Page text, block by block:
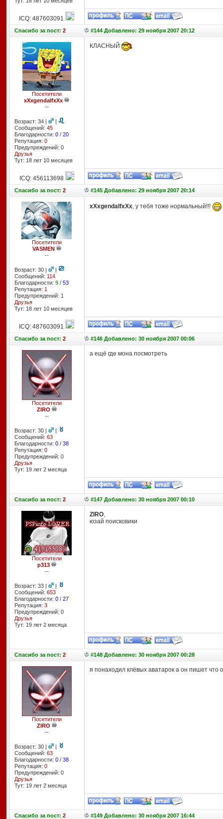
ICQ: 487603091
Спасибоза пост: 2 #144 Добавлено: 29 ноября 2007 20:12
Посетители
xXxgendalfxXx
--
Возраст: 34 |
|
Сообщений: 45
Благодарности: 0/ 20
Репутация: 0
Предупреждений: 0
Друзья
Тут: 18 лет 10 месяцев
КЛАСНЫЙ
ICQ: 456113698
Спасибоза пост: 2 #145 Добавлено: 29 ноября 2007 20:14
Посетители
VASMEN
--
Возраст: 30 |
|
Сообщений: 114
Благодарности: 9/ 53
Репутация: 1
Предупреждений: 1
Друзья
Тут: 18 лет 10 месяцев
xXxgendalfxXx, у тебя тоже нормальный!!!
ICQ: 487603091
Спасибоза пост: 2 #146 Добавлено: 30 ноября 2007 00:06
Посетители
ZIRO
--
Возраст: 30 |
|
Сообщений: 63
Благодарности: 0/ 38
Репутация: 0
Предупреждений: 0
Друзья
Тут: 19 лет 2 месяцa
а ещё где мона посмотреть
Спасибоза пост: 2 #147 Добавлено: 30 ноября 2007 00:10
Посетители
p313
--
Возраст: 33 |
|
Сообщений: 653
Благодарности: 0/ 27
Репутация: 3
Предупреждений: 0
Друзья
Тут: 19 лет 2 месяцa
ZIRO,
юзай поисковики
Спасибоза пост: 2 #148 Добавлено: 30 ноября 2007 00:28
Посетители
ZIRO
--
Возраст: 30 |
|
Сообщений: 63
Благодарности: 0/ 38
Репутация: 0
Предупреждений: 0
Друзья
Тут: 19 лет 2 месяцa
я понаходил клёвых аватарок а он пишет что
Спасибоза пост: 2 #149 Добавлено: 30 ноября 2007 16:44